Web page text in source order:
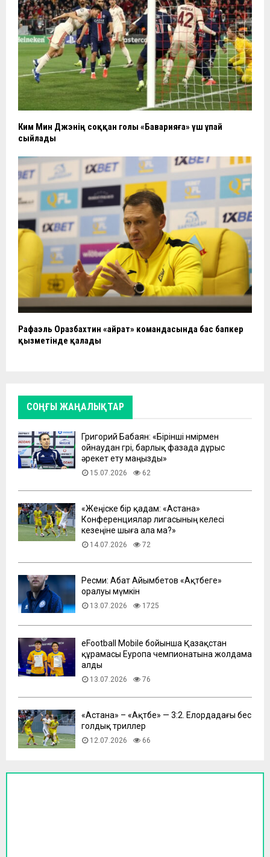
Ким Мин Джэнің соққан голы «Баварияға» үш ұпай
сыйлады
Рафаэль Оразбахтин «Қайрат» командасында бас бапкер
қызметінде қалады
СОҢҒЫ ЖАҢАЛЫҚТАР
Григорий Бабаян: «Бірінші нөмірмен
ойнаудан гөрі, барлық фазада дұрыс
әрекет ету маңызды»
15.07.2026 62
«Жеңіске бір қадам: «Астана»
Конференциялар лигасының келесі
кезеңіне шыға ала ма?»
14.07.2026 72
Ресми: Абат Айымбетов «Ақтөбеге»
оралуы мүмкін
13.07.2026 1725
eFootball Mobile бойынша Қазақстан
құрамасы Еуропа чемпионатына жолдама
алды
13.07.2026 76
​«Астана» – «Ақтөбе» — 3:2. Елордадағы бес
голдық триллер
12.07.2026 66